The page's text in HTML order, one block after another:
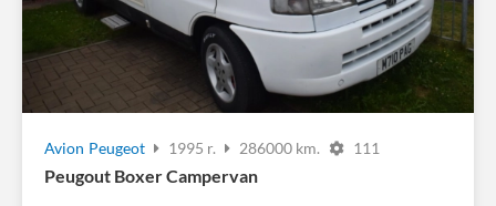
Avion Peugeot 1995 r. 286000 km. 111
Peugout Boxer Campervan